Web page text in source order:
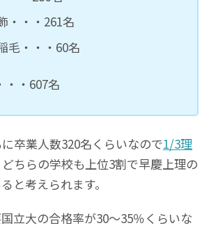
・・・261名
毛・・・60名
・607名
卒業人数320名くらいなので1/3理
ちらの学校も上位3割で早慶上理の
と考えられます。
立大の合格率が30～35％くらいな